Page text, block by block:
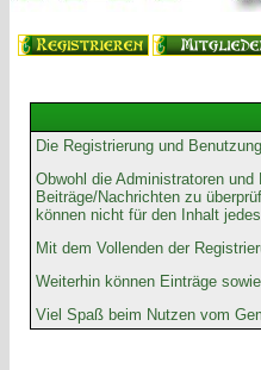
Die Registrierung und
Obwohl die Administratoren
Beiträge/Nachrichten zu
können nicht für den Inhalt
Mit dem Vollenden der
Weiterhin können Einträge
Viel Spaß beim Nutzen vom